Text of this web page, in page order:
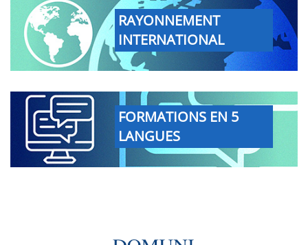
RAYONNEMENT
INTERNATIONAL
FORMATIONS EN 5
LANGUES